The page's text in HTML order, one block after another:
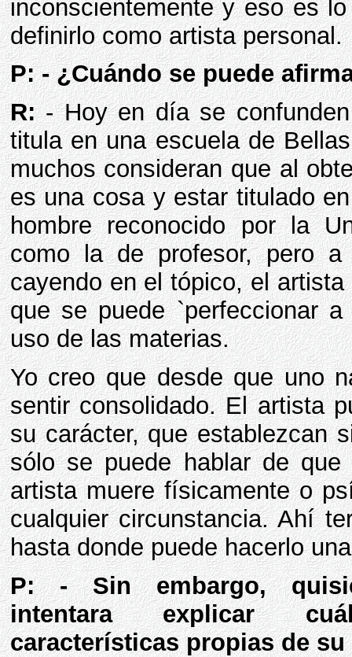
inconscientemente y eso es
definirlo como artista personal.
P: - ¿Cuándo se puede
R:- Hoy en día se
titula en una escuela de
muchos consideran que al
es una cosa y estar titulado
hombre reconocido por la
como la de profesor, pero
cayendo en el tópico, el
que se puede `perfeccionar
uso de las materias.
Yo creo que desde que uno
sentir consolidado. El artista
su carácter, que establezcan
sólo se puede hablar de
artista muere físicamente o
cualquier circunstancia. Ahí
hasta donde puede hacerlo
P: - Sin embargo,
intentara explicar
características propias de